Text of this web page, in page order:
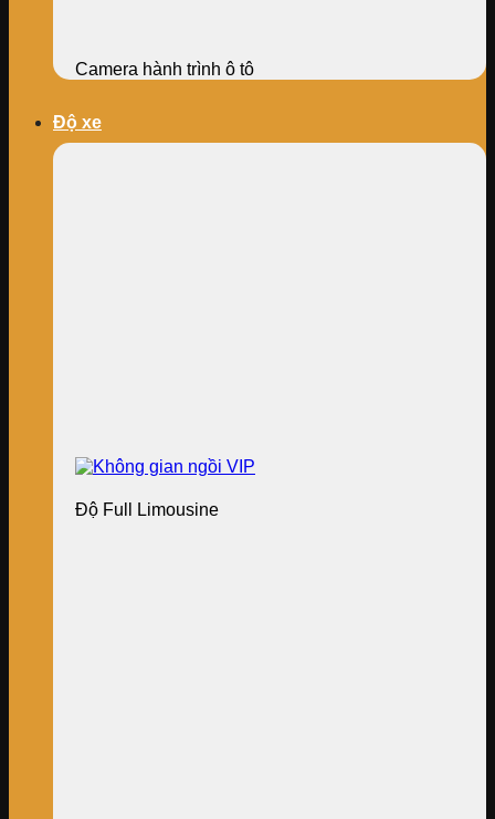
Camera hành trình ô tô
Độ xe
Độ Full Limousine